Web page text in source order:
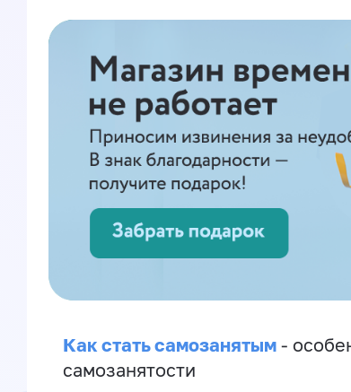
Как стать самозанятым -
самозанятости